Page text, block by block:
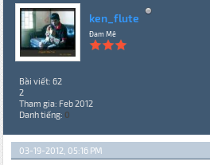
ken_flute
Đam Mê
Bài viết: 62
2
Tham gia: Feb 2012
Danh tiếng: 0
03-19-2012, 05:16 PM